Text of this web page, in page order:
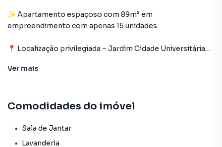
✨ Apartamento espaçoso com 89m² em
empreendimento com apenas 15 unidades.
📍 Localização privilegiada – Jardim Cidade Universitária
🚗 1 vaga de garagem para 2 carros
Características do imóvel:
3 quartos, sendo 1 suíte
Ver mais
Comodidades do imóvel
Sala de Jantar
Lavanderia